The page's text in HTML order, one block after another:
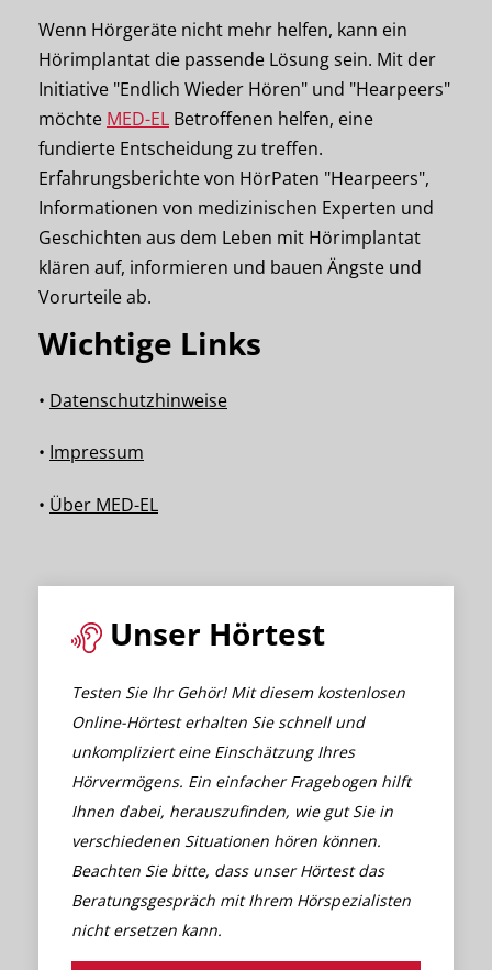
Wenn Hörgeräte nicht mehr helfen, kann ein
Hörimplantat die passende Lösung sein. Mit der
Initiative "Endlich Wieder Hören" und "Hearpeers"
möchte MED-EL Betroffenen helfen, eine
fundierte Entscheidung zu treffen.
Erfahrungsberichte von HörPaten "Hearpeers",
Informationen von medizinischen Experten und
Geschichten aus dem Leben mit Hörimplantat
klären auf, informieren und bauen Ängste und
Vorurteile ab.
Wichtige Links
• Datenschutzhinweise
• Impressum
• Über MED-EL
Unser Hörtest
Testen Sie Ihr Gehör! Mit diesem kostenlosen
Online-Hörtest erhalten Sie schnell und
unkompliziert eine Einschätzung Ihres
Hörvermögens. Ein einfacher Fragebogen hilft
Ihnen dabei, herauszufinden, wie gut Sie in
verschiedenen Situationen hören können.
Beachten Sie bitte, dass unser Hörtest das
Beratungsgespräch mit Ihrem Hörspezialisten
nicht ersetzen kann.